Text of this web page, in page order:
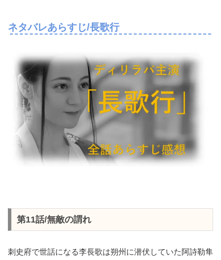
ネタバレあらすじ/長歌行
第11話/無敵の謂れ
刺史府で世話になる李長歌は朔州に潜伏していた阿詩勒隼